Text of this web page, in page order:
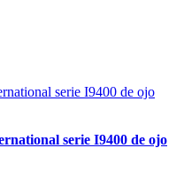
serie I9400 de ojo